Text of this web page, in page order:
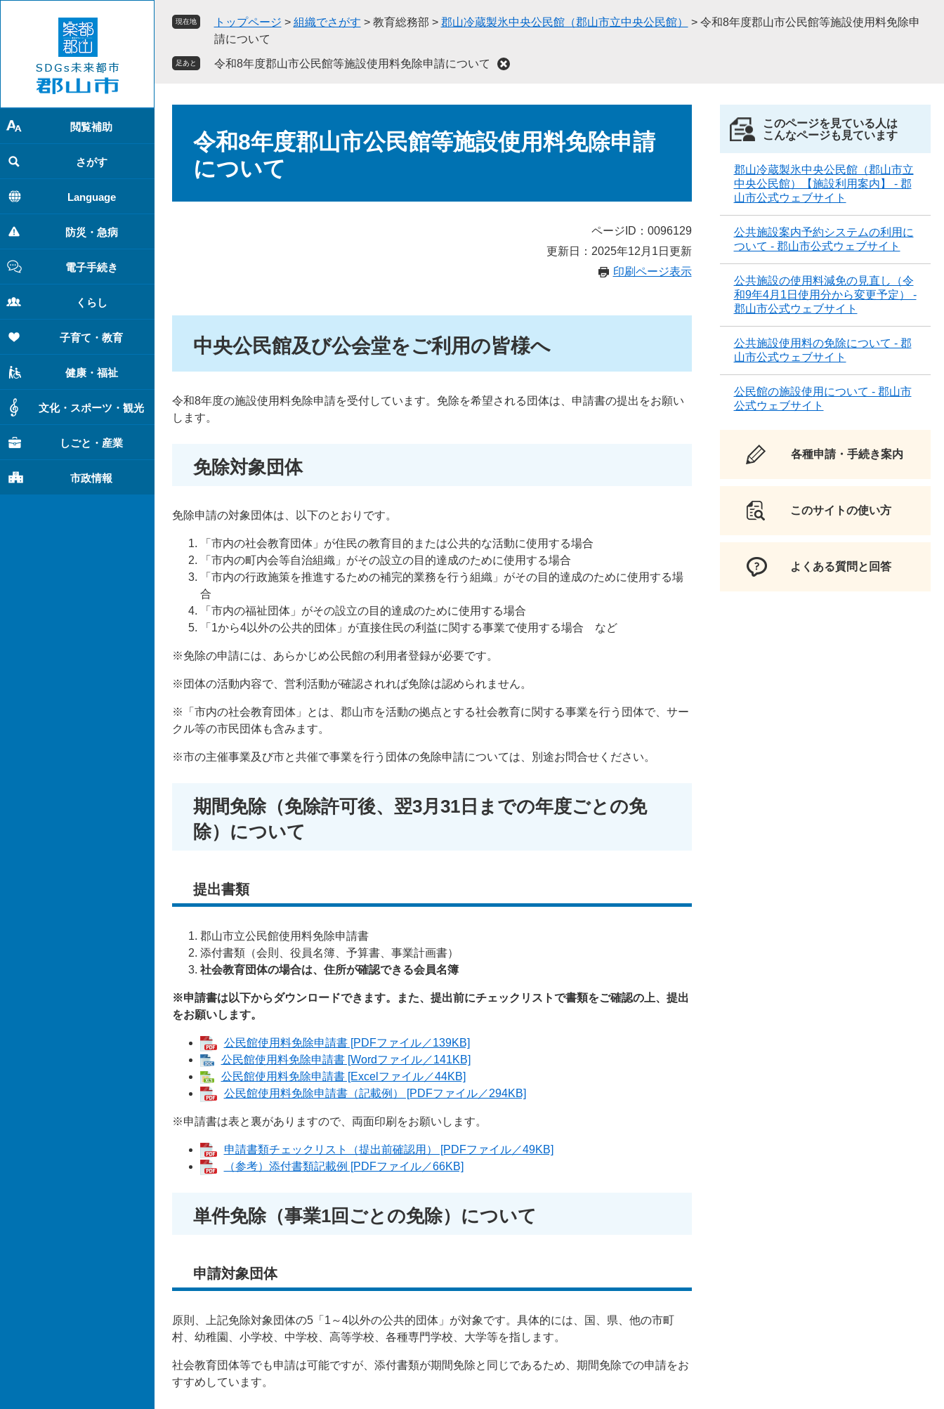
で
す
。
ば
し
て
本
文
へ
閲覧補助
さがす
Language
防災・急病
電子手続き
くらし
子育て・教育
健康・福祉
文化・スポーツ・観光
しごと・産業
市政情報
現在地 トップページ > 組織でさがす > 教育総務部 > 郡山冷蔵製氷中央公民館（郡山市立中央公民館） > 令和8年度郡山市公民館等施設使用料免除申
請について
足あと 令和8年度郡山市公民館等施設使用料免除申請について
令和8年度郡山市公民館等施設使用料免除申請
について
ページID：0096129
更新日：2025年12月1日更新
印刷ページ表示
中央公民館及び公会堂をご利用の皆様へ
令和8年度の施設使用料免除申請を受付しています。免除を希望される団体は、申請書の提出をお願い
します。
免除対象団体
免除申請の対象団体は、以下のとおりです。
「市内の社会教育団体」が住民の教育目的または公共的な活動に使用する場合
「市内の町内会等自治組織」がその設立の目的達成のために使用する場合
「市内の行政施策を推進するための補完的業務を行う組織」がその目的達成のために使用する場
合
「市内の福祉団体」がその設立の目的達成のために使用する場合
「1から4以外の公共的団体」が直接住民の利益に関する事業で使用する場合 など
※免除の申請には、あらかじめ公民館の利用者登録が必要です。
※団体の活動内容で、営利活動が確認されれば免除は認められません。
※「市内の社会教育団体」とは、郡山市を活動の拠点とする社会教育に関する事業を行う団体で、サー
クル等の市民団体も含みます。
※市の主催事業及び市と共催で事業を行う団体の免除申請については、別途お問合せください。
期間免除（免除許可後、翌3月31日までの年度ごとの免
除）について
提出書類
郡山市立公民館使用料免除申請書
添付書類（会則、役員名簿、予算書、事業計画書）
社会教育団体の場合は、住所が確認できる会員名簿
※申請書は以下からダウンロードできます。また、提出前にチェックリストで書類をご確認の上、提出
をお願いします。
公民館使用料免除申請書 [PDFファイル／139KB]
公民館使用料免除申請書 [Wordファイル／141KB]
公民館使用料免除申請書 [Excelファイル／44KB]
公民館使用料免除申請書（記載例） [PDFファイル／294KB]
※申請書は表と裏がありますので、両面印刷をお願いします。
申請書類チェックリスト（提出前確認用） [PDFファイル／49KB]
（参考）添付書類記載例 [PDFファイル／66KB]
単件免除（事業1回ごとの免除）について
申請対象団体
原則、上記免除対象団体の5「1～4以外の公共的団体」が対象です。具体的には、国、県、他の市町
村、幼稚園、小学校、中学校、高等学校、各種専門学校、大学等を指します。
社会教育団体等でも申請は可能ですが、添付書類が期間免除と同じであるため、期間免除での申請をお
すすめしています。
このページを見ている人は
こんなページも見ています
郡山冷蔵製氷中央公民館（郡山市立
中央公民館）【施設利用案内】 - 郡
山市公式ウェブサイト
公共施設案内予約システムの利用に
ついて - 郡山市公式ウェブサイト
公共施設の使用料減免の見直し（令
和9年4月1日使用分から変更予定） -
郡山市公式ウェブサイト
公共施設使用料の免除について - 郡
山市公式ウェブサイト
公民館の施設使用について - 郡山市
公式ウェブサイト
各種申請・手続き案内
このサイトの使い方
よくある質問と回答